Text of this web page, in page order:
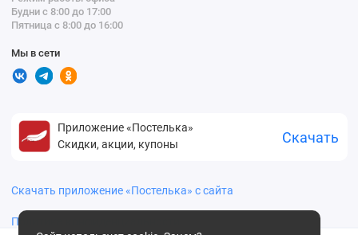
Будни с 8:00 до 17:00
Пятница с 8:00 до 16:00
Мы в сети
Приложение «Постелька»
Скидки, акции, купоны
Скачать
Скачать приложение «Постелька» с сайта
Политика конфиденциальности